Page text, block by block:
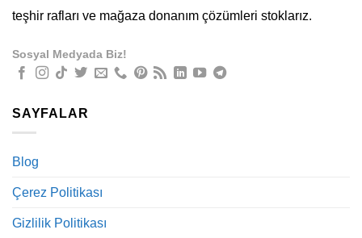
teşhir rafları ve mağaza donanım çözümleri stoklarız.
Sosyal Medyada Biz!
SAYFALAR
Blog
Çerez Politikası
Gizlilik Politikası